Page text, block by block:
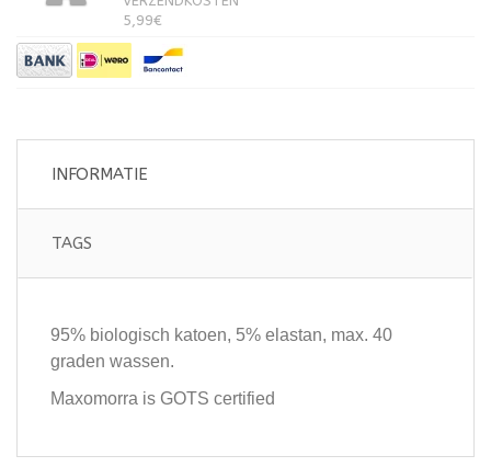
5,99€
INFORMATIE
TAGS
95% biologisch katoen, 5% elastan, max. 40
graden wassen.
Maxomorra is GOTS certified